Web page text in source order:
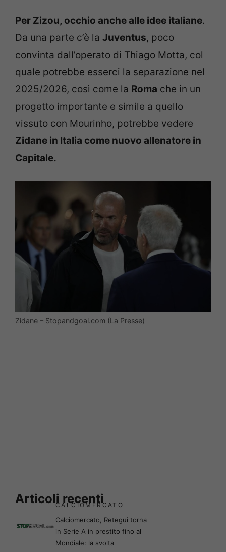
Per Zizou, occhio anche alle idee italiane.
Da una parte c’è la Juventus, poco
convinta dall’operato di Thiago Motta, col
quale potrebbe esserci la separazione nel
2025/2026, così come la Roma che in un
progetto importante e simile a quello
vissuto con Mourinho, potrebbe vedere
Zidane in Italia come nuovo allenatore in
Capitale.
Zidane – Stopandgoal.com (La Presse)
Articoli recenti
CALCIOMERCATO
Calciomercato, Retegui torna
in Serie A in prestito fino al
Mondiale: la svolta